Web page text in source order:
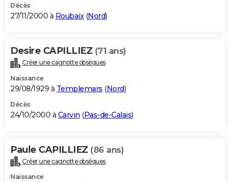
Décès
27/11/2000 à Roubaix(Nord)
Desire CAPILLIEZ (71 ans)
Créer une cagnotte obsèques
Naissance
29/08/1929 à Templemars (Nord)
Décès
24/10/2000 à Carvin (Pas-de-Calais)
Paule CAPILLIEZ (86 ans)
Créer une cagnotte obsèques
Naissance